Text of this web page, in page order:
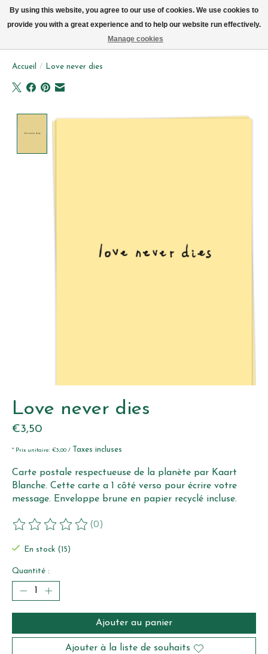
Accueil / Love never dies
Product image slideshow Items
Love never dies
€3,50
* Prix unitaire: €3,00 / Taxes incluses
Carte postale respectueuse de la planète par Kaart
Blanche. Cette carte a 1 côté verso pour écrire votre
message. Enveloppe brune en papier recyclé incluse.
Ce produit est évalué à
(0)
En stock (15)
Quantité :
Ajouter au panier
Ajouter à la liste de souhaits
By using this website, you agree to our use of cookies. We use cookies to
provide you with a great experience and to help our website run effectively.
Manage cookies